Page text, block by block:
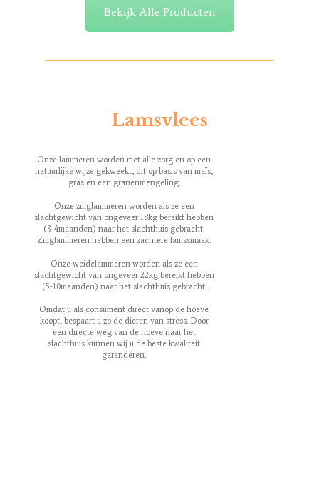
Bekijk Alle Producten
Lamsvlees
Onze lammeren worden met alle zorg en op een
natuurlijke wijze gekweekt, dit op basis van maïs,
gras en een granenmengeling.
Onze zuiglammeren worden als ze een
slachtgewicht van ongeveer 18kg bereikt hebben
(3-4maanden) naar het slachthuis gebracht.
Zuiglammeren hebben een zachtere lamssmaak.
Onze weidelammeren worden als ze een
slachtgewicht van ongeveer 22kg bereikt hebben
(5-10maanden) naar het slachthuis gebracht.
Omdat u als consument direct vanop de hoeve
koopt, bespaart u zo de dieren van stress. Door
een directe weg van de hoeve naar het
slachthuis kunnen wij u de beste kwaliteit
garanderen.